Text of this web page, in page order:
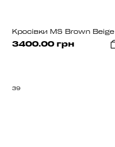
Кросівки MS Brown Beige
3400.00 грн
39